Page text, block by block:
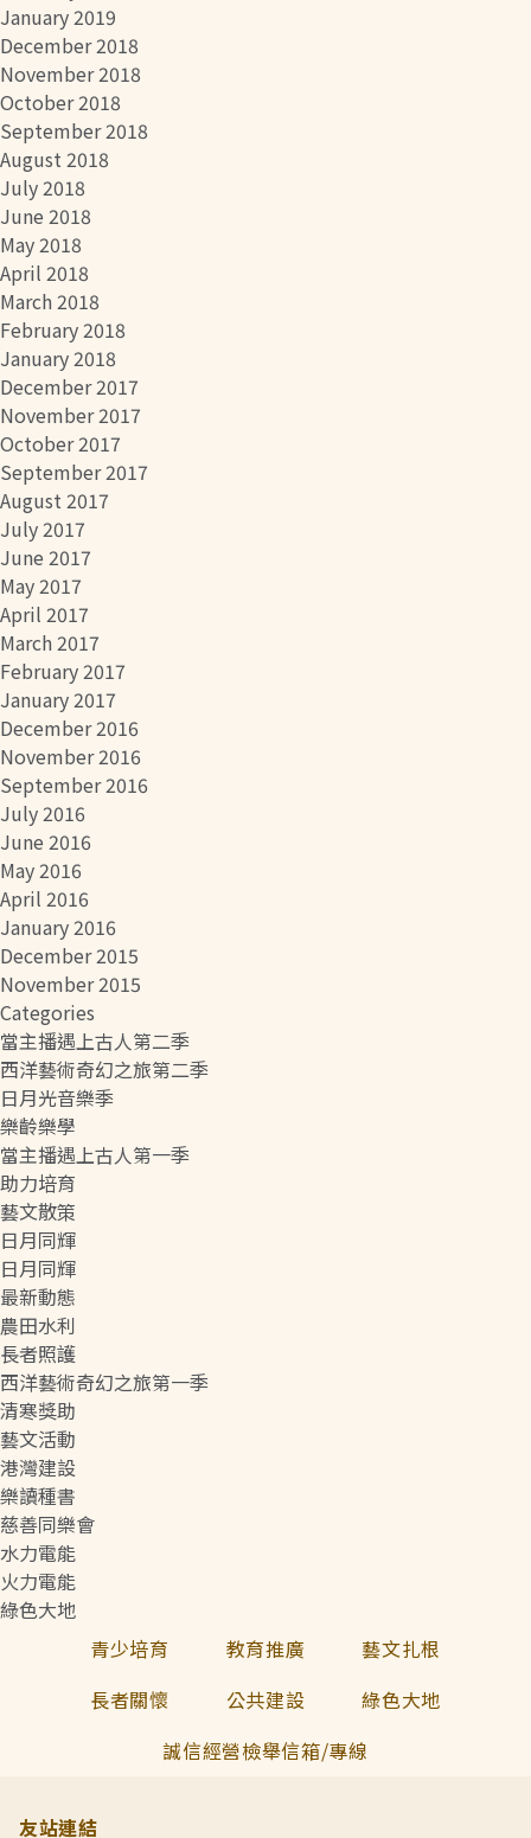
January 2019
December 2018
November 2018
October 2018
September 2018
August 2018
July 2018
June 2018
May 2018
April 2018
March 2018
February 2018
January 2018
December 2017
November 2017
October 2017
September 2017
August 2017
July 2017
June 2017
May 2017
April 2017
March 2017
February 2017
January 2017
December 2016
November 2016
September 2016
July 2016
June 2016
May 2016
April 2016
January 2016
December 2015
November 2015
Categories
當主播遇上古人第二季
西洋藝術奇幻之旅第二季
日月光音樂季
樂齡樂學
當主播遇上古人第一季
助力培育
藝文散策
日月同輝
日月同輝
最新動態
農田水利
長者照護
西洋藝術奇幻之旅第一季
清寒獎助
藝文活動
港灣建設
樂讀種書
慈善同樂會
水力電能
火力電能
綠色大地
青少培育
教育推廣
藝文扎根
長者關懷
公共建設
綠色大地
誠信經營檢舉信箱/專線
友站連結